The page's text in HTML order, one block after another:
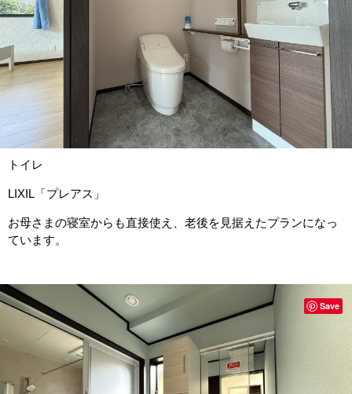
トイレ
LIXIL「プレアス」
お母さまの寝室からも直接使え、老後を見据えたプランになっ
ています。
Save